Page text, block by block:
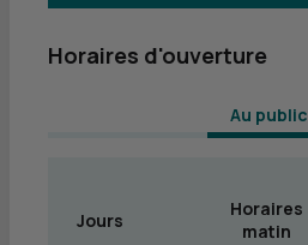
Horaires d'ouverture
Au public
Jours
Horaires
matin